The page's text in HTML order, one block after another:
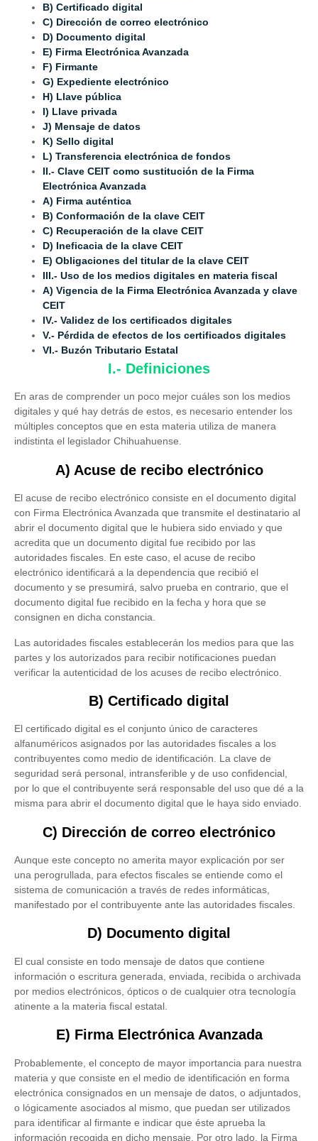
B) Certificado digital
C) Dirección de correo electrónico
D) Documento digital
E) Firma Electrónica Avanzada
F) Firmante
G) Expediente electrónico
H) Llave pública
I) Llave privada
J) Mensaje de datos
K) Sello digital
L) Transferencia electrónica de fondos
II.- Clave CEIT como sustitución de la Firma
Electrónica Avanzada
A) Firma auténtica
B) Conformación de la clave CEIT
C) Recuperación de la clave CEIT
D) Ineficacia de la clave CEIT
E) Obligaciones del titular de la clave CEIT
III.- Uso de los medios digitales en materia fiscal
A) Vigencia de la Firma Electrónica Avanzada y clave
CEIT
IV.- Validez de los certificados digitales
V.- Pérdida de efectos de los certificados digitales
VI.- Buzón Tributario Estatal
I.- Definiciones
En aras de comprender un poco mejor cuáles son los medios
digitales y qué hay detrás de estos, es necesario entender los
múltiples conceptos que en esta materia utiliza de manera
indistinta el legislador Chihuahuense.
A) Acuse de recibo electrónico
El acuse de recibo electrónico consiste en el documento digital
con Firma Electrónica Avanzada que transmite el destinatario al
abrir el documento digital que le hubiera sido enviado y que
acredita que un documento digital fue recibido por las
autoridades fiscales. En este caso, el acuse de recibo
electrónico identificará a la dependencia que recibió el
documento y se presumirá, salvo prueba en contrario, que el
documento digital fue recibido en la fecha y hora que se
consignen en dicha constancia.
Las autoridades fiscales establecerán los medios para que las
partes y los autorizados para recibir notificaciones puedan
verificar la autenticidad de los acuses de recibo electrónico.
B) Certificado digital
El certificado digital es el conjunto único de caracteres
alfanuméricos asignados por las autoridades fiscales a los
contribuyentes como medio de identificación. La clave de
seguridad será personal, intransferible y de uso confidencial,
por lo que el contribuyente será responsable del uso que dé a la
misma para abrir el documento digital que le haya sido enviado.
C) Dirección de correo electrónico
Aunque este concepto no amerita mayor explicación por ser
una perogrullada, para efectos fiscales se entiende como el
sistema de comunicación a través de redes informáticas,
manifestado por el contribuyente ante las autoridades fiscales.
D) Documento digital
El cual consiste en todo mensaje de datos que contiene
información o escritura generada, enviada, recibida o archivada
por medios electrónicos, ópticos o de cualquier otra tecnología
atinente a la materia fiscal estatal.
E) Firma Electrónica Avanzada
Probablemente, el concepto de mayor importancia para nuestra
materia y que consiste en el medio de identificación en forma
electrónica consignados en un mensaje de datos, o adjuntados,
o lógicamente asociados al mismo, que puedan ser utilizados
para identificar al firmante e indicar que éste aprueba la
información recogida en dicho mensaje. Por otro lado, la Firma